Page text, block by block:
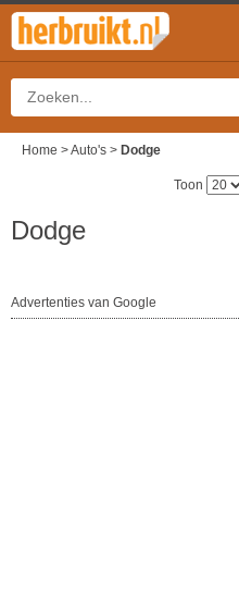
Home >Auto's > Dodge
Toon
Dodge
Advertenties van Google